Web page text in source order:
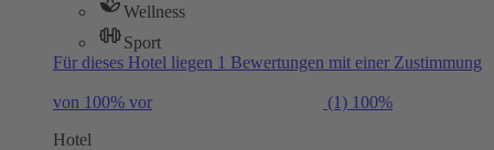
Wellness
Sport
Für dieses Hotel liegen 1 Bewertungen mit einer Zustimmung
von 100% vor (1) 100%
Hotel